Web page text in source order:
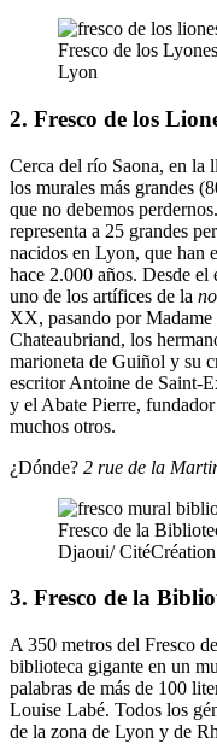
Fresco de los
Lyon
2. Fresco de los
Cerca del río Saona, en la
los murales más grandes
que no debemos
representa a 25 grandes
nacidos en Lyon, que han
hace 2.000 años. Desde
uno de los artífices de la
XX, pasando por Madame
Chateaubriand, los
marioneta de Guiñol y su
escritor Antoine de Saint-
y el Abate Pierre,
muchos otros.
¿Dónde? 2 rue de la
Fresco de la
Djaoui/ CitéCréation
3. Fresco de la
A 350 metros del Fresco
biblioteca gigante en un
palabras de más de 100
Louise Labé. Todos los
de la zona de Lyon y de